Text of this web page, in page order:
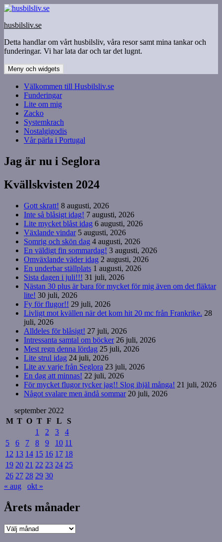
Hoppa
innehåll
husbilsliv.se
Detta handlar om vårt husbilsliv, våra resor samt mina tankar och
funderingar. Vi har lata dar och tar det lugnt.
Meny och widgets
Välkommen till Husbilsliv.se
Funderingar
Lite om mig
Zacko
Systemkrach
Nostalgigodis
Vår pärla i Portugal
Jag är nu i Seglora
Kvällskvisten 2024
Gott skratt! 8 augusti, 2026
Inte så blåsigt idag! 7 augusti, 2026
Lite mycket blåst idag 6 augusti, 2026
Växlande vindar 5 augusti, 2026
Somrig och skön dag 4 augusti, 2026
En väldigt fin sommardag! 3 augusti, 2026
Omväxlande väder idag 2 augusti, 2026
En underbar ställplats 1 augusti, 2026
Sista dagen i juli!!! 31 juli, 2026
Nästan 30 plus är bara för mycket för mig även om det fläktar
lite! 30 juli, 2026
Fy för flugor!! 29 juli, 2026
Livligt mot kvällen när det kom hit 20 mc från Frankrike. 28
juli, 2026
Alldeles för blåsigt! 27 juli, 2026
Intressanta samtal om böcker 26 juli, 2026
Mest regn denna lördag 25 juli, 2026
Lite strul idag 24 juli, 2026
Lite av varje från Seglora 23 juli, 2026
En dag att minnas! 22 juli, 2026
För mycket flugor tycker jag!! Slog ihjäl många! 21 juli, 2026
Något svalare men ändå sommar 20 juli, 2026
september 2022
M T O T F L
S
1
2 3
4
5
6 7 8 9 10 11
12 13 14 15 16 17 18
19 20 21 22 23 24 25
26 27 28 29 30
« aug
okt »
Årets månader
Årets